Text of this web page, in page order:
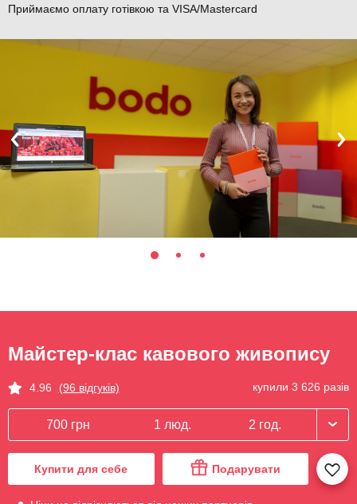
Приймаємо оплату готівкою та VISA/Mastercard
Майстер-клас кавового живопису
4.96 (96 відгуків) купили 3 626 разів
700 грн 1 люд. 2 год.
Купити для себе Подарувати